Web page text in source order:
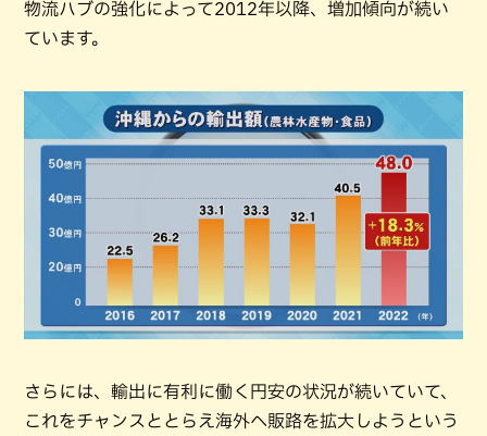
物流ハブの強化によって2012年以降、増加傾向が続い
ています。
さらには、輸出に有利に働く円安の状況が続いていて、
これをチャンスととらえ海外へ販路を拡大しようという